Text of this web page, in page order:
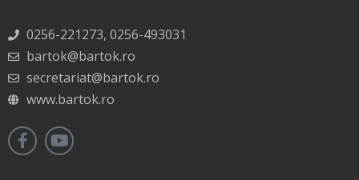
0256-221273, 0256-493031
bartok@bartok.ro
secretariat@bartok.ro
www.bartok.ro